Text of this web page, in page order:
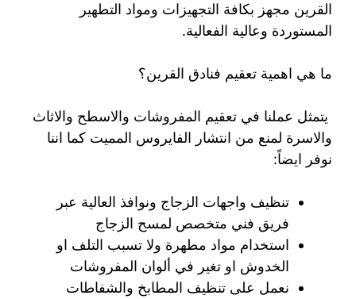
القرين مجهز بكافة التجهيزات ومواد التطهير
المستوردة وعالية الفعالية.
ما هي اهمية تعقيم فنادق القرين؟
يتمثل عملنا في تعقيم المفروشات والاسطح والاثاث
والاسرة لمنع من انتشار الفايروس المميت كما اننا
نوفر ايضاً:
تنظيف واجهات الزجاج ونوافذ العالية عبر
فريق فني متخصص لمسح الزجاج
استخدام مواد مطهرة ولا تسبب التلف او
الخدوش او تغير في ألوان المفروشات
نعمل على تنظيف المطابخ والشفاطات